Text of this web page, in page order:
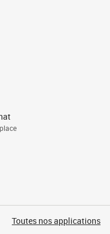
Toutes nos applications